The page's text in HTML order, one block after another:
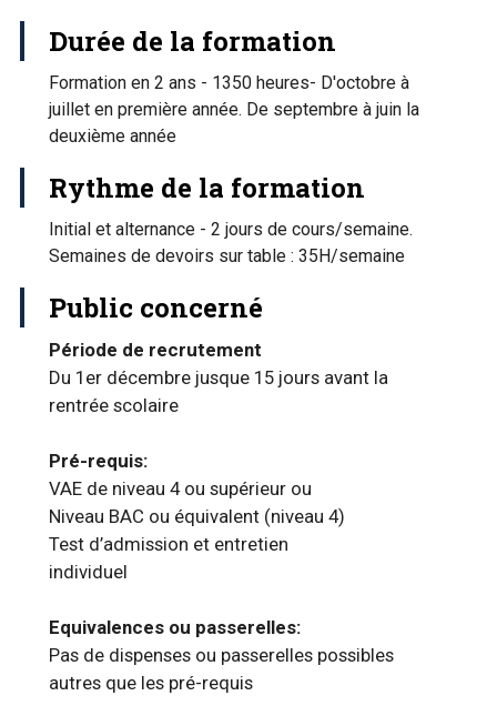
Durée de la formation
Formation en 2 ans - 1350 heures- D'octobre à
juillet en première année. De septembre à juin la
deuxième année
Rythme de la formation
Initial et alternance - 2 jours de cours/semaine.
Semaines de devoirs sur table : 35H/semaine
Public concerné
Période de recrutement
Du 1er décembre jusque 15 jours avant la
rentrée scolaire
Pré-requis:
VAE de niveau 4 ou supérieur ou
Niveau BAC ou équivalent (niveau 4)
Test d’admission et entretien
individuel
Equivalences ou passerelles:
Pas de dispenses ou passerelles possibles
autres que les pré-requis